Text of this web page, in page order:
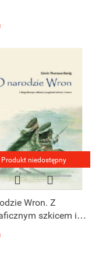
Produkt niedostępny
Wron. Z
szkicem i